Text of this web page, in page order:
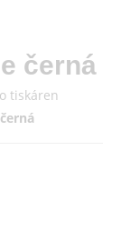
černá
tiskáren